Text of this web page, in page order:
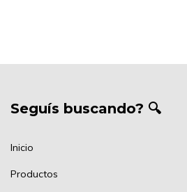
Seguís buscando? 🔍
Inicio
Productos